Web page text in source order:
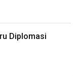
Diplomasi